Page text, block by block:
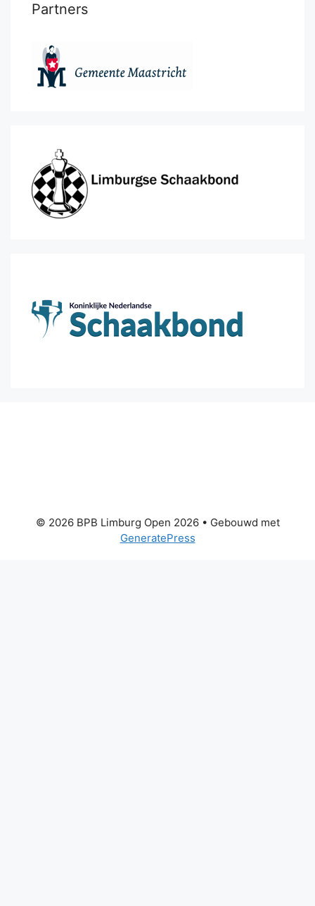
Partners
© 2026 BPB Limburg Open 2026• Gebouwd met
GeneratePress